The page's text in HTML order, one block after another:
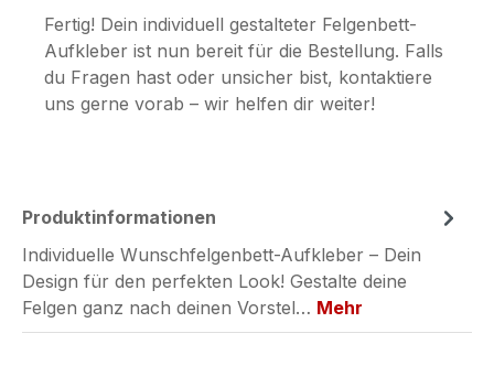
Fertig! Dein individuell gestalteter Felgenbett-
Aufkleber ist nun bereit für die Bestellung. Falls
du Fragen hast oder unsicher bist, kontaktiere
uns gerne vorab – wir helfen dir weiter!
Produktinformationen
Individuelle Wunschfelgenbett-Aufkleber – Dein
Design für den perfekten Look! Gestalte deine
Felgen ganz nach deinen Vorstel… Mehr